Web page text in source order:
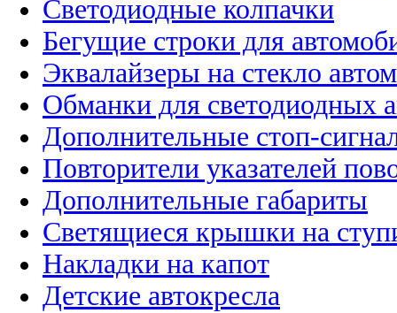
Светодиодные колпачки
Бегущие строки для
Эквалайзеры на стекло
Обманки для светодиодных
Дополнительные стоп-
Повторители указателей
Дополнительные габариты
Светящиеся крышки на
Накладки на капот
Детские автокресла